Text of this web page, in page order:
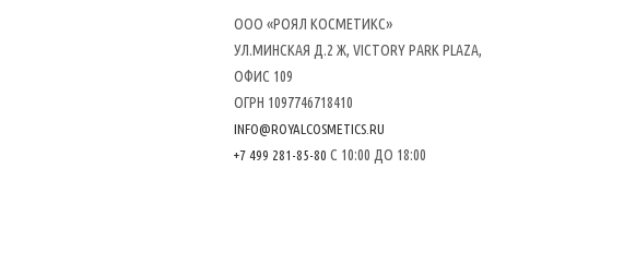
ООО «РОЯЛ КОСМЕТИКС»
УЛ.МИНСКАЯ Д.2 Ж, VICTORY PARK PLAZA,
ОФИС 109
ОГРН 1097746718410
INFO@ROYALCOSMETICS.RU
+7 499 281-85-80 С 10:00 ДО 18:00